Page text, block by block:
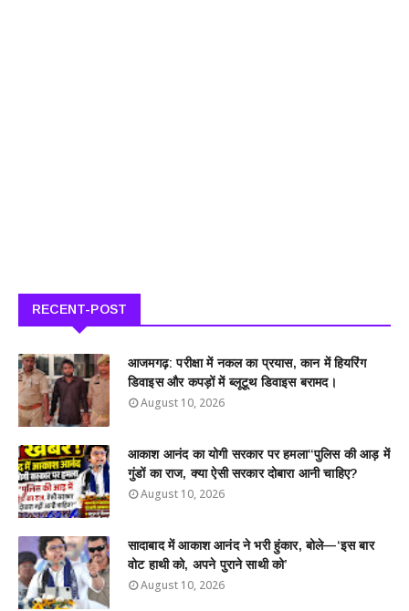
RECENT-POST
आजमगढ़: परीक्षा में नकल का प्रयास, कान में हियरिंग
डिवाइस और कपड़ों में ब्लूटूथ डिवाइस बरामद।
August 10, 2026
आकाश आनंद का योगी सरकार पर हमला“पुलिस की आड़ में
गुंडों का राज, क्या ऐसी सरकार दोबारा आनी चाहिए?
August 10, 2026
सादाबाद में आकाश आनंद ने भरी हुंकार, बोले—‘इस बार
वोट हाथी को, अपने पुराने साथी को’
August 10, 2026